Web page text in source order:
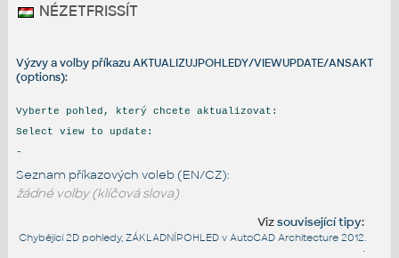
NÉZETFRISSÍT
Výzvy a volby příkazu AKTUALIZUJPOHLEDY/VIEWUPDATE/ANSAKT
(options):
Vyberte pohled, který chcete aktualizovat:
Select view to update:
-
Seznam příkazových voleb (EN/CZ):
žádné volby (klíčová slova)
Vizsouvisející tipy:
Chybějící 2D pohledy, ZÁKLADNÍPOHLED v AutoCAD Architecture 2012.
•